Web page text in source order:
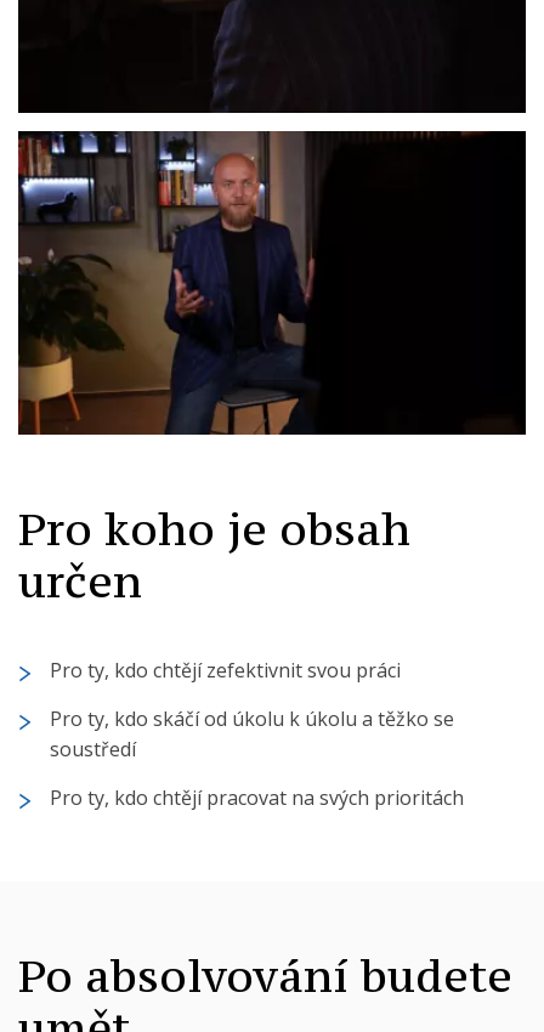
Pro koho je obsah
určen
Pro ty, kdo chtějí zefektivnit svou práci
Pro ty, kdo skáčí od úkolu k úkolu a těžko se
soustředí
Pro ty, kdo chtějí pracovat na svých prioritách
Po absolvování budete